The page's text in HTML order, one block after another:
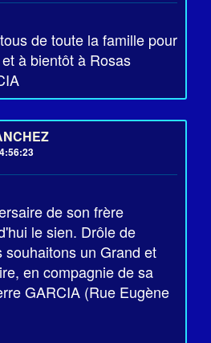
de toute la famille pour
à bientôt à Rosas
de son frère
le sien. Drôle de
souhaitons un Grand et
en compagnie de sa
GARCIA (Rue Eugène